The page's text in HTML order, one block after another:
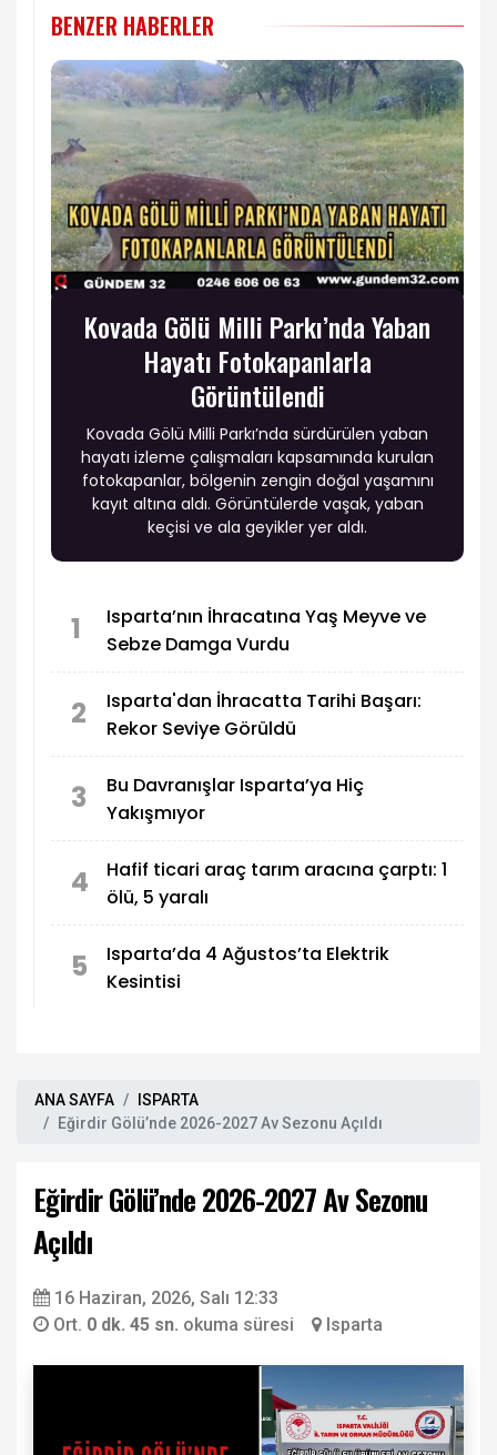
BENZER HABERLER
Kovada Gölü Milli Parkı’nda Yaban
Hayatı Fotokapanlarla
Görüntülendi
Kovada Gölü Milli Parkı’nda sürdürülen yaban
hayatı izleme çalışmaları kapsamında kurulan
fotokapanlar, bölgenin zengin doğal yaşamını
kayıt altına aldı. Görüntülerde vaşak, yaban
keçisi ve ala geyikler yer aldı.
1
Isparta’nın İhracatına Yaş Meyve ve
Sebze Damga Vurdu
2
Isparta'dan İhracatta Tarihi Başarı:
Rekor Seviye Görüldü
3
Bu Davranışlar Isparta’ya Hiç
Yakışmıyor
4
Hafif ticari araç tarım aracına çarptı: 1
ölü, 5 yaralı
5
Isparta’da 4 Ağustos’ta Elektrik
Kesintisi
ANA SAYFA
ISPARTA
Eğirdir Gölü’nde 2026-2027 Av Sezonu Açıldı
Eğirdir Gölü’nde 2026-2027 Av Sezonu
Açıldı
16 Haziran, 2026, Salı 12:33
Ort. 0 dk. 45 sn. okuma süresi Isparta